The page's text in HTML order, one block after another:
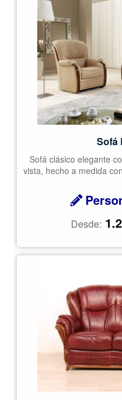
Sofá
Sofá clásico elegante
vista, hecho a medida
Desde: